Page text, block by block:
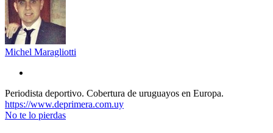
Michel Maragliotti
Periodista deportivo. Cobertura de uruguayos en Europa.
https://www.deprimera.com.uy
No te lo pierdas